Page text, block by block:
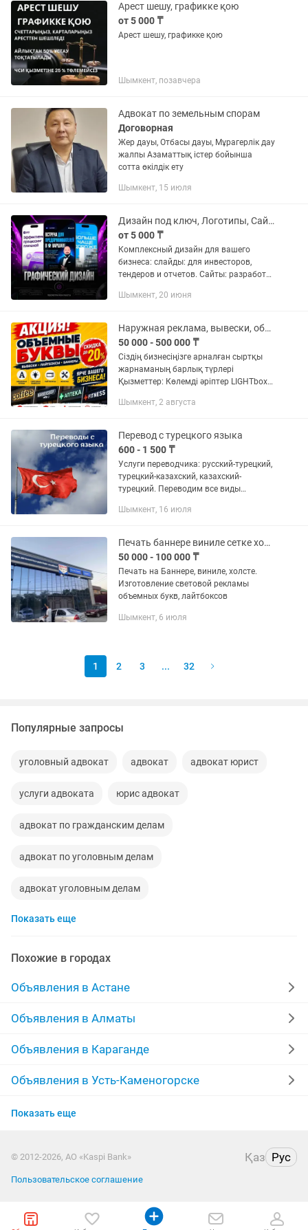
Арест шешу, графикке қою
от 5 000 ₸
Арест шешу, графикке қою
Шымкент, позавчера
Адвокат по земельным спорам
Договорная
Жер дауы, Отбасы дауы, Мұрагерлік дау
жалпы Азаматтық істер бойынша
сотта өкілдік ету
Шымкент, 15 июля
Дизайн под ключ, Логотипы, Сайты, WB Описание Профессионально
от 5 000 ₸
Комплексный дизайн для вашего
бизнеса: слайды: для инвесторов,
тендеров и отчетов. Сайты: разработка
Логотипы: создание уникального стиля
Шымкент, 20 июня
Наружная реклама, вывески, объемные буквы! По самой низкой цене!
50 000 - 500 000 ₸
Сіздің бизнесіңізге арналған сыртқы
жарнаманың барлық түрлері
Қызметтер: Көлемді әріптер LIGHTbox
сапа! - Төменгі баға! - 7жылдық
Шымкент, 2 августа
Перевод с турецкого языка
600 - 1 500 ₸
Услуги переводчика: русский-турецкий,
турецкий-казахский, казахский-
турецкий. Переводим все виды
Шымкент, 16 июля
Печать баннере виниле сетке холсте световые буквы лайтбоксы
50 000 - 100 000 ₸
Печать на Баннере, виниле, холсте.
Изготовление световой рекламы
объемных букв, лайтбоксов
Шымкент, 6 июля
1 2 3 ... 32
Популярные запросы
уголовный адвокат адвокат адвокат юрист
услуги адвоката юрис адвокат
адвокат по гражданским делам
адвокат по уголовным делам
адвокат уголовным делам
адвокат гражданским делам
помощь юриста адвоката
адвокат по административным делам
адвокат гражданским административным
адвокат опыт юрист адвокат юридические
адвокат юрист гражданским
Показать еще
Похожие в городах
Объявления в Астане
Объявления в Алматы
Объявления в Караганде
Объявления в Усть-Каменогорске
Объявления в Актобе
Объявления в Костанае
Объявления в Павлодаре
Показать еще
© 2012-2026, АО «Kaspi Bank» Қаз Рус
Пользовательское соглашение